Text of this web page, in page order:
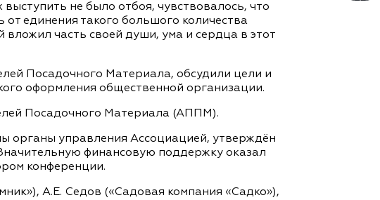
не было отбоя, чувствовалось, что
от единения такого большого количества
часть своей души, ума и сердца в этот
Посадочного Материала, обсудили цели и
оформления общественной организации.
Посадочного Материала (АППМ).
органы управления Ассоциацией, утверждён
финансовую поддержку оказал
конференции.
А.Е. Седов («Садовая компания «Садко»),